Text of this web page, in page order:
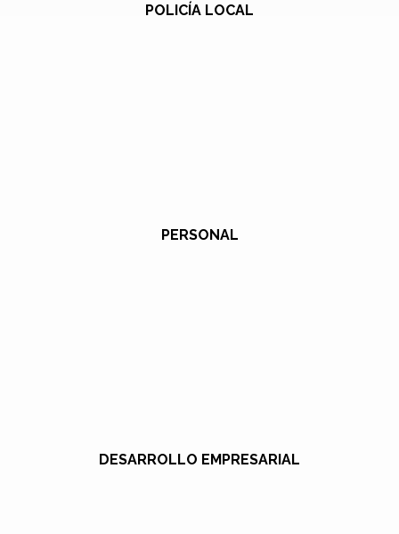
POLICÍA LOCAL
PERSONAL
DESARROLLO EMPRESARIAL